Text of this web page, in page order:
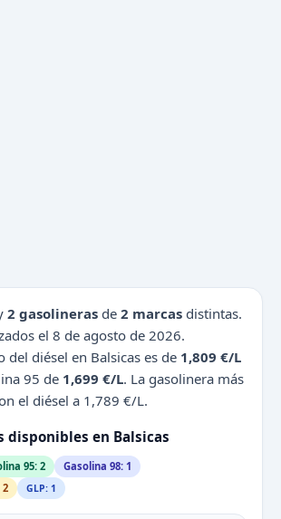
2 gasolineras de 2 marcas distintas.
el 8 de agosto de 2026.
del diésel en Balsicas es de 1,809 €/L
95 de 1,699 €/L. La gasolinera más
el diésel a 1,789 €/L.
disponibles en Balsicas
95: 2
Gasolina 98: 1
2
GLP: 1